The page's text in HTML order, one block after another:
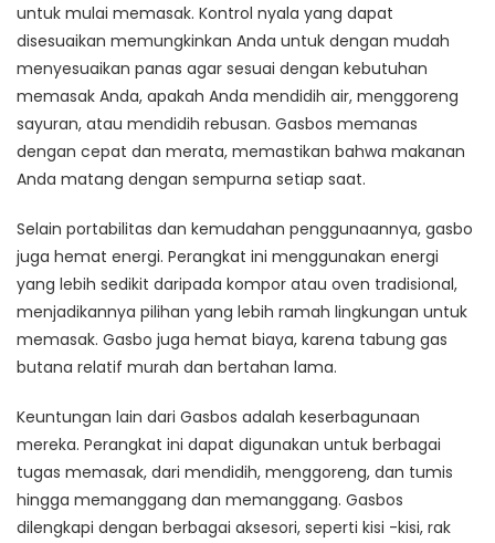
untuk mulai memasak. Kontrol nyala yang dapat
disesuaikan memungkinkan Anda untuk dengan mudah
menyesuaikan panas agar sesuai dengan kebutuhan
memasak Anda, apakah Anda mendidih air, menggoreng
sayuran, atau mendidih rebusan. Gasbos memanas
dengan cepat dan merata, memastikan bahwa makanan
Anda matang dengan sempurna setiap saat.
Selain portabilitas dan kemudahan penggunaannya, gasbo
juga hemat energi. Perangkat ini menggunakan energi
yang lebih sedikit daripada kompor atau oven tradisional,
menjadikannya pilihan yang lebih ramah lingkungan untuk
memasak. Gasbo juga hemat biaya, karena tabung gas
butana relatif murah dan bertahan lama.
Keuntungan lain dari Gasbos adalah keserbagunaan
mereka. Perangkat ini dapat digunakan untuk berbagai
tugas memasak, dari mendidih, menggoreng, dan tumis
hingga memanggang dan memanggang. Gasbos
dilengkapi dengan berbagai aksesori, seperti kisi -kisi, rak